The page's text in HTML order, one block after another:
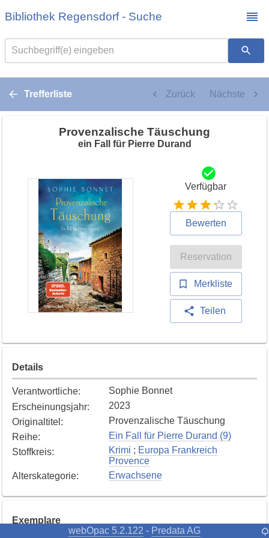
Bibliothek Regensdorf - Suche
Suchbegriff(e) eingeben
Trefferliste Zurück Nächste
Provenzalische Täuschung
ein Fall für Pierre Durand
Verfügbar
Bewerten
Reservation
Merkliste
Teilen
Details
Verantwortliche:
Sophie Bonnet
Erscheinungsjahr:
2023
Originaltitel :
Provenzalische Täuschung
Reihe:
Ein Fall für Pierre Durand (9)
Stoffkreis: Krimi ; Europa Frankreich
Provence
Alterskategorie: Erwachsene
Exemplare
webOpac 5.2.122 - Predata AG